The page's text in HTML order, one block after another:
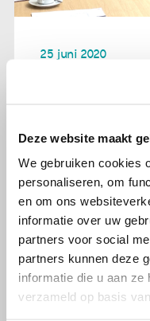
Deze website maakt
We gebruiken cookies
personaliseren, om
en om ons
informatie over uw
partners voor social
partners kunnen deze
informatie die u aan
verzameld op basis
25 juni 2020
Olijf in
Lees verder